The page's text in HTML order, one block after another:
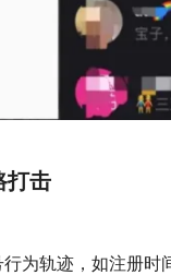
打击
为轨迹，如注册